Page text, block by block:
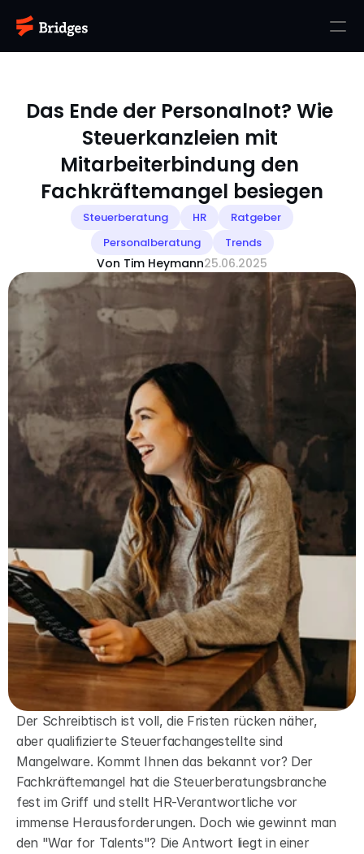
Das Ende der Personalnot? Wie
Steuerkanzleien mit
Mitarbeiterbindung den
Fachkräftemangel besiegen
Steuerberatung HR
Ratgeber
Personalberatung
Trends
Von Tim Heymann25.06.2025
Der Schreibtisch ist voll, die Fristen rücken näher,
aber qualifizierte Steuerfachangestellte sind
Mangelware. Kommt Ihnen das bekannt vor? Der
Fachkräftemangel hat die Steuerberatungsbranche
fest im Griff und stellt HR-Verantwortliche vor
immense Herausforderungen. Doch wie gewinnt man
den "War for Talents"? Die Antwort liegt in einer